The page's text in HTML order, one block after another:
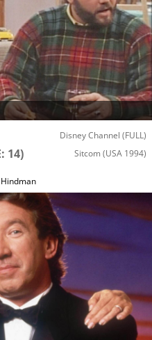
Disney Channel (FULL)
14) Sitcom (USA 1994)